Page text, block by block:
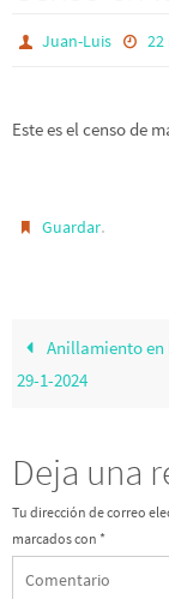
Juan-Luis 22
Este es el censo de
Guardar.
Anillamiento en
29-1-2024
Deja una
Tu dirección de correo
marcados con *